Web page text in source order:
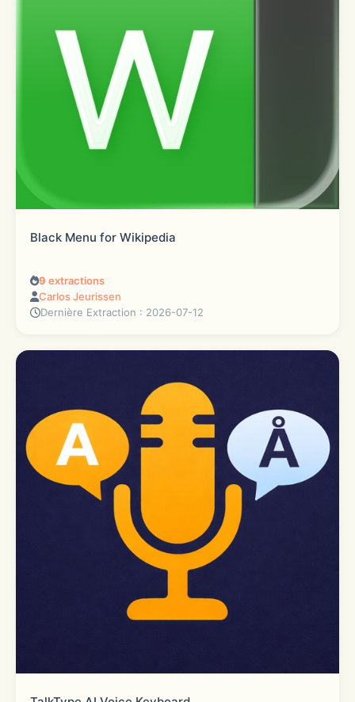
Black Menu for Wikipedia
9 extractions
Carlos Jeurissen
Dernière Extraction : 2026-07-12